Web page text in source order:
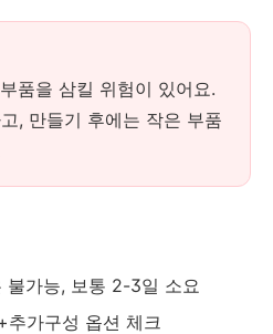
품을 삼킬 위험이 있어요.
, 만들기 후에는 작은 부품
불가능, 보통 2-3일 소요
추가구성 옵션 체크